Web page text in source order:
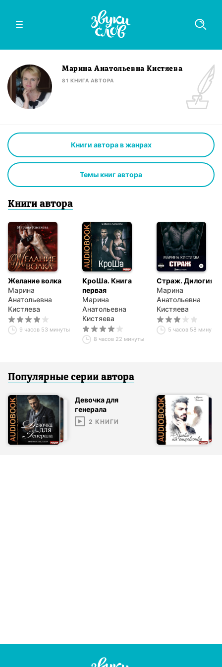
Марина Анатольевна Кистяева
81 КНИГА АВТОРА
Книги автора в жанрах
Темы книг автора
Книги автора
Желание волка
Марина
Анатольевна
Кистяева
9 часов 53 минуты
КроШа. Книга
первая
Марина
Анатольевна
Кистяева
8 часов 22 минуты
Страж. Дилогия
Марина
Анатольевна
Кистяева
5 часов 58 минут
Популярные серии автора
Девочка для
генерала
2 КНИГИ